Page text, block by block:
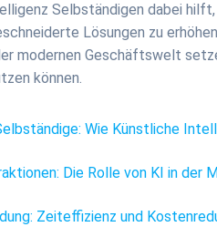
Selbständigen dabei
Lösungen zu
modernen Geschäftswelt
können.
Wie Künstliche
Die Rolle von KI in
Zeiteffizienz und